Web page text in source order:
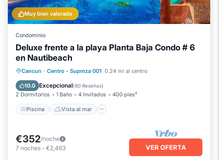
Muy bien valorado
Condominio
Deluxe frente a la playa Planta Baja Condo # 6
en Nautibeach
Cancun · Centro - Supmza 001 0.24 mi al centro
10.0 Excepcional(80 Reseñas)
2 Dormitorios 1 Baño 4 Invitados 400 pies²
Piscina Vista al mar
Piscina
Vista al mar
Balcón/Terraza
€352/noche
7 noches - €2,463 VER OFERTA